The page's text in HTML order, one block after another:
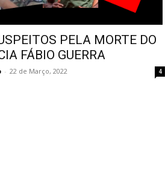
PELA MORTE DO
FÁBIO GUERRA
- 22 de Março, 2022 4